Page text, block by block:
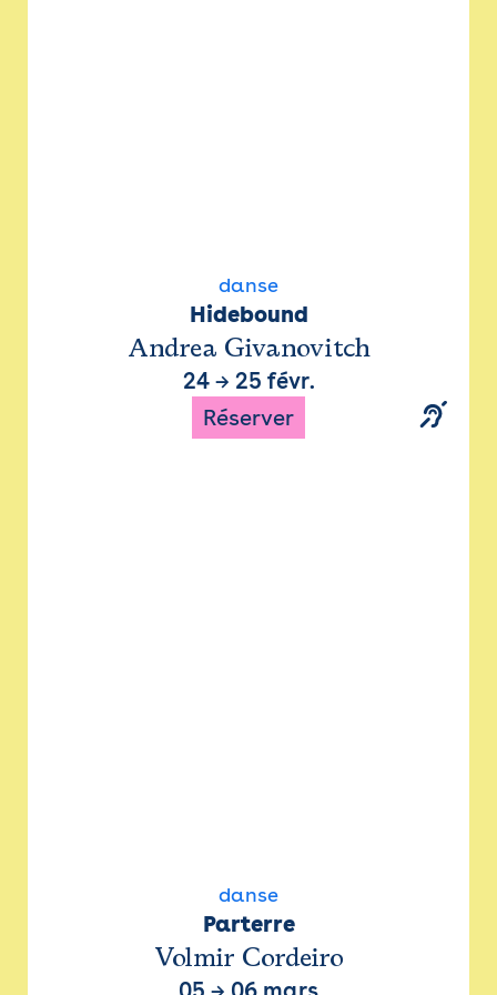
danse
Hidebound
Andrea Givanovitch
24→ 25 févr.
Réserver
danse
Parterre
Volmir Cordeiro